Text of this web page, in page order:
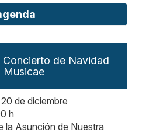
Concierto de Navidad
Musicae
de diciembre
h
la Asunción de Nuestra